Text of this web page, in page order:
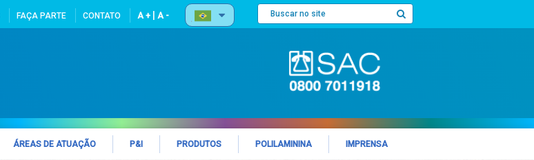
FAÇA PARTE CONTATO A + A -
ÁREAS DE ATUAÇÃO P&I PRODUTOS POLILAMININA IMPRENSA